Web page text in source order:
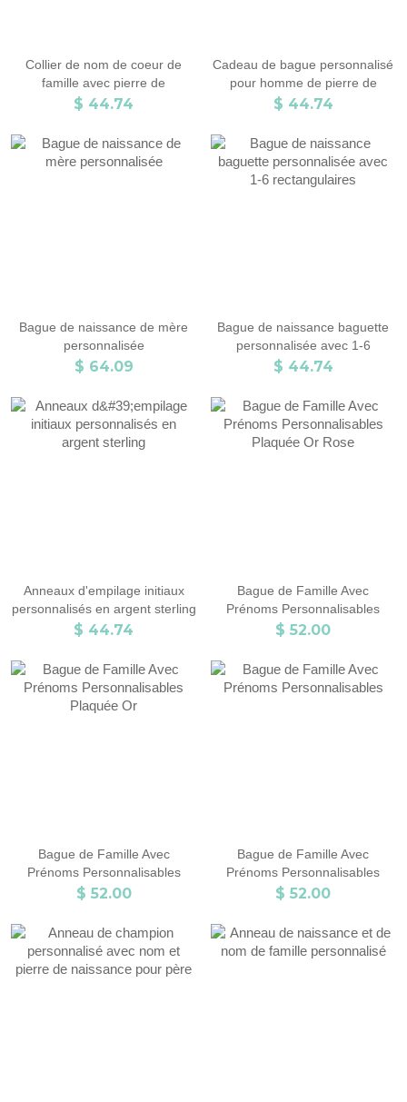
Collier de nom de coeur de
famille avec pierre de
naissance
$ 44.74
Cadeau de bague personnalisé
pour homme de pierre de
naissance pour bague de
$ 44.74
Bague de naissance de mère
personnalisée
$ 64.09
Bague de naissance baguette
personnalisée avec 1-6
rectangulaires
$ 44.74
Anneaux d'empilage initiaux
personnalisés en argent sterling
$ 44.74
Bague de Famille Avec
Prénoms Personnalisables
Plaquée Or Rose
$ 52.00
Bague de Famille Avec
Prénoms Personnalisables
Plaquée Or
$ 52.00
Bague de Famille Avec
Prénoms Personnalisables
$ 52.00